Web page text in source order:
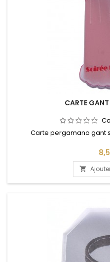
CARTE
Carte pergamano gant
Prix
